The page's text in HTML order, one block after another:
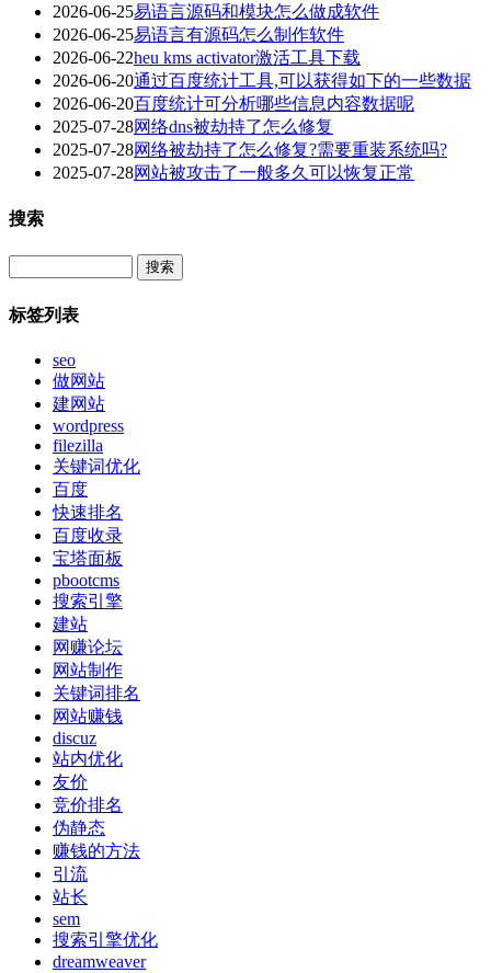
2026-06-25易语言源码和模块怎么做成软件
2026-06-25易语言有源码怎么制作软件
2026-06-22heu kms activator激活工具下载
2026-06-20通过百度统计工具,可以获得如下的一些数据
2026-06-20百度统计可分析哪些信息内容数据呢
2025-07-28网络dns被劫持了怎么修复
2025-07-28网络被劫持了怎么修复?需要重装系统吗?
2025-07-28网站被攻击了一般多久可以恢复正常
搜索
标签列表
seo
做网站
建网站
wordpress
filezilla
关键词优化
百度
快速排名
百度收录
宝塔面板
pbootcms
搜索引擎
建站
网赚论坛
网站制作
关键词排名
网站赚钱
discuz
站内优化
友价
竞价排名
伪静态
赚钱的方法
引流
站长
sem
搜索引擎优化
dreamweaver